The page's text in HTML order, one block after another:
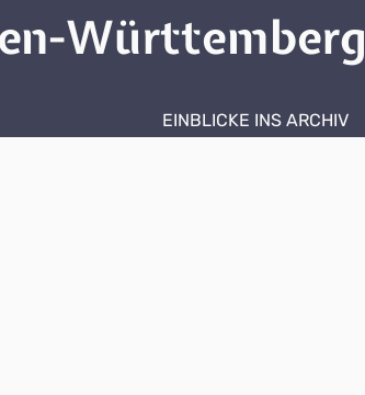
Württemberg
EINBLICKE INS ARCHIV